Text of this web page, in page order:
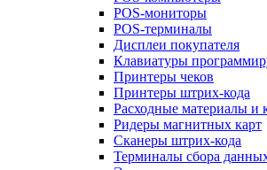
POS-мониторы
POS-терминалы
Дисплеи покупателя
Клавиатуры
Принтеры чеков
Принтеры штрих-кода
Расходные материалы и
Ридеры магнитных карт
Сканеры штрих-кода
Терминалы сбора